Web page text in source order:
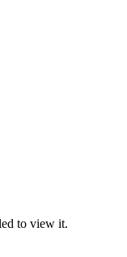
to view it.